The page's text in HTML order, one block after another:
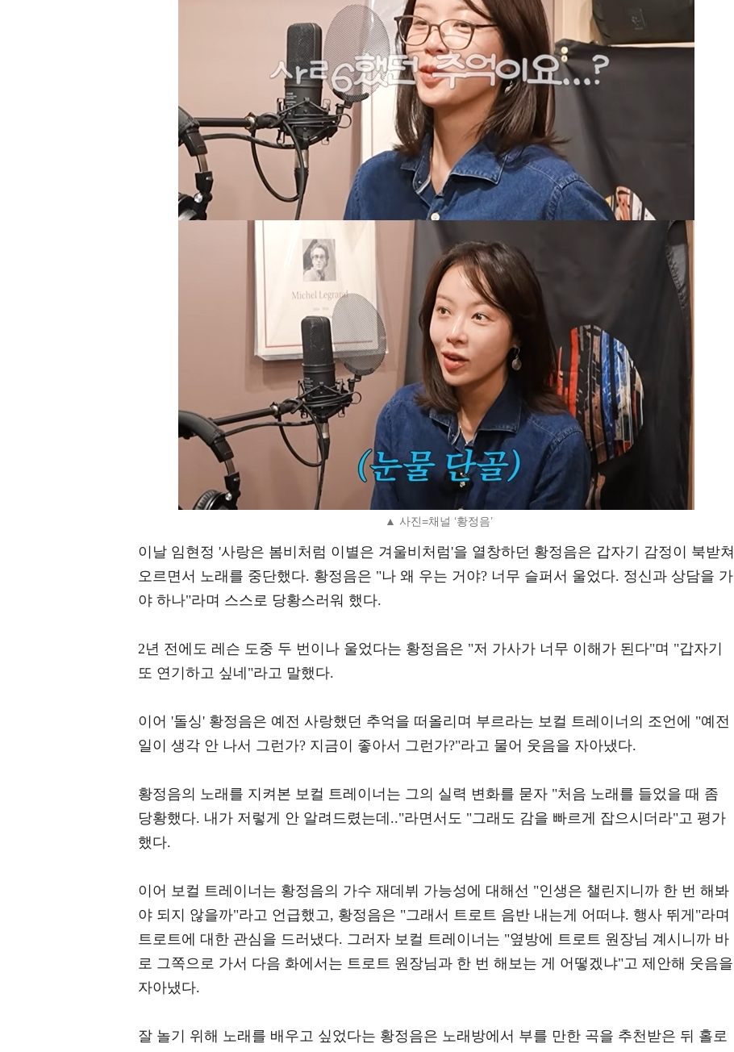
▲ 사진=채널 ‘황정음’
이날 임현정 '사랑은 봄비처럼 이별은 겨울비처럼'을 열창하던 황정음은 갑자기 감정이 북받쳐
오르면서 노래를 중단했다. 황정음은 "나 왜 우는 거야? 너무 슬퍼서 울었다. 정신과 상담을 가
야 하나"라며 스스로 당황스러워 했다.
2년 전에도 레슨 도중 두 번이나 울었다는 황정음은 "저 가사가 너무 이해가 된다"며 "갑자기
또 연기하고 싶네"라고 말했다.
이어 '돌싱' 황정음은 예전 사랑했던 추억을 떠올리며 부르라는 보컬 트레이너의 조언에 "예전
일이 생각 안 나서 그런가? 지금이 좋아서 그런가?"라고 물어 웃음을 자아냈다.
황정음의 노래를 지켜본 보컬 트레이너는 그의 실력 변화를 묻자 "처음 노래를 들었을 때 좀
당황했다. 내가 저렇게 안 알려드렸는데.."라면서도 "그래도 감을 빠르게 잡으시더라"고 평가
했다.
이어 보컬 트레이너는 황정음의 가수 재데뷔 가능성에 대해선 "인생은 챌린지니까 한 번 해봐
야 되지 않을까"라고 언급했고, 황정음은 "그래서 트로트 음반 내는게 어떠냐. 행사 뛰게"라며
트로트에 대한 관심을 드러냈다. 그러자 보컬 트레이너는 "옆방에 트로트 원장님 계시니까 바
로 그쪽으로 가서 다음 화에서는 트로트 원장님과 한 번 해보는 게 어떻겠냐"고 제안해 웃음을
자아냈다.
잘 놀기 위해 노래를 배우고 싶었다는 황정음은 노래방에서 부를 만한 곡을 추천받은 뒤 홀로